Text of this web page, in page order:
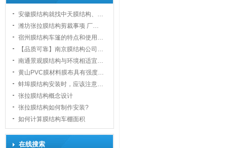
安徽膜结构就找中天膜结构、…
潍坊张拉膜结构剪裁事项 厂…
宿州膜结构车篷的特点和使用…
【品质可靠】南京膜结构公司…
南通景观膜结构与环境相适宜…
黄山PVC膜材料膜布具有强度…
蚌埠膜结构安装时，应该注意…
张拉膜结构概念设计
张拉膜结构如何制作安装?
如何计算膜结构车棚面积
在线搜索